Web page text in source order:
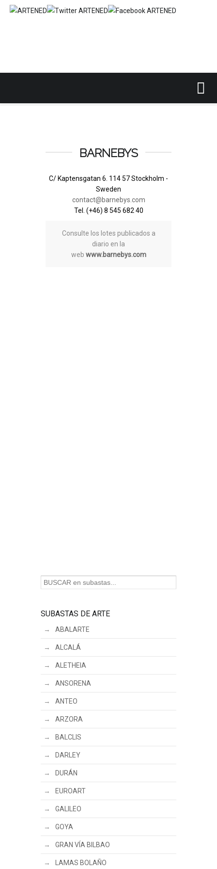
BARNEBYS
C/ Kaptensgatan 6. 114 57 Stockholm -
Sweden
contact@barnebys.com
Tel. (+46) 8 545 682 40
Consulte los lotes publicados a
diario en la
web www.barnebys.com
SUBASTAS DE ARTE
ABALARTE
ALCALÁ
ALETHEIA
ANSORENA
ANTEO
ARZORA
BALCLIS
DARLEY
DURÁN
EUROART
GALILEO
GOYA
GRAN VÍA BILBAO
LAMAS BOLAÑO